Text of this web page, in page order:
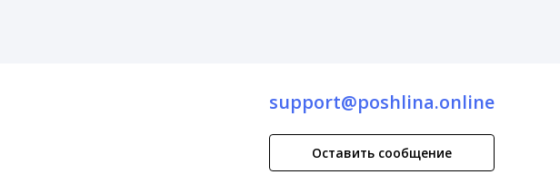
support@poshlina.online
Оставить сообщение